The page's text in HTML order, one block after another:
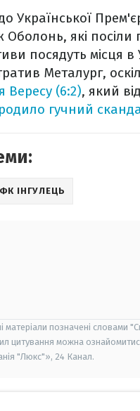
Української
Оболонь, які
посядуть місця
Металург,
Вересу (6:2), який
гучний
ФК ІНГУЛЕЦЬ
матеріали позначені
цитування можна
"Люкс"», 24 Канал.